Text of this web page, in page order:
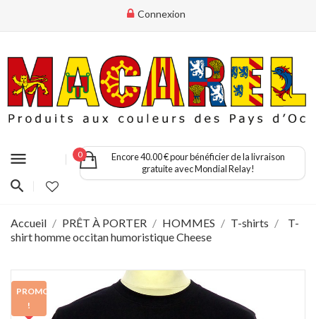
Connexion
menu 0
Encore 40.00 € pour bénéficier de la livraison
gratuite avec Mondial Relay!
Accueil PRÊT À PORTER HOMMES T-shirts
T-
shirt homme occitan humoristique Cheese
PROMO
!